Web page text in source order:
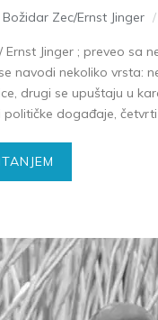
Zec/Ernst Jinger
Ernst Jinger ; preveo sa
navodi nekoliko vrsta:
drugi se upuštaju u
političke događaje,